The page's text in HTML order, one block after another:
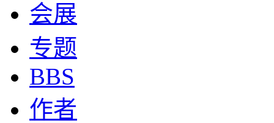
会展
专题
BBS
作者